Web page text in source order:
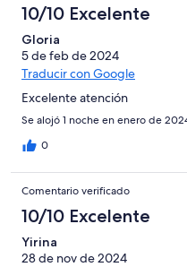
10/10 Excelente
Gloria
5 de feb de 2024
Traducir con Google
Excelente atención
Se alojó 1 noche en enero de
0
Comentario verificado
10/10 Excelente
Yirina
28 de nov de 2024